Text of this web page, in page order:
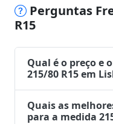
Perguntas
R15
Qual é o preço e
215/80 R15 em
Quais as
para a medida